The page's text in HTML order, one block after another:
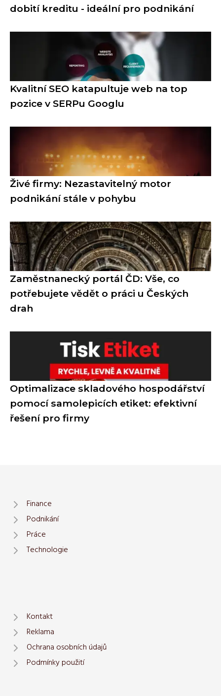
dobití kreditu - ideální pro podnikání
Kvalitní SEO katapultuje web na top
pozice v SERPu Googlu
Živé firmy: Nezastavitelný motor
podnikání stále v pohybu
Zaměstnanecký portál ČD: Vše, co
potřebujete vědět o práci u Českých
drah
Optimalizace skladového hospodářství
pomocí samolepicích etiket: efektivní
řešení pro firmy
Finance
Podnikání
Práce
Technologie
Kontakt
Reklama
Ochrana osobních údajů
Podmínky použití